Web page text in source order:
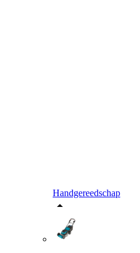
Handgereedschap